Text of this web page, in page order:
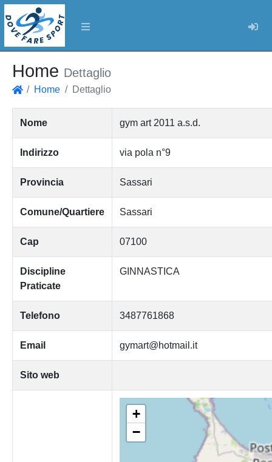
Home Dettaglio
Home Dettaglio
Nome gym art 2011 a.s.d.
Indirizzo via pola n°9
Provincia Sassari
Comune/Quartiere Sassari
Cap 07100
Discipline
Praticate
GINNASTICA
Telefono 3487761868
Email gymart@hotmail.it
Sito web
+
−